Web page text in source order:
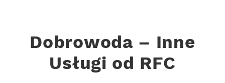
Dobrowoda – Inne
Usługi od RFC